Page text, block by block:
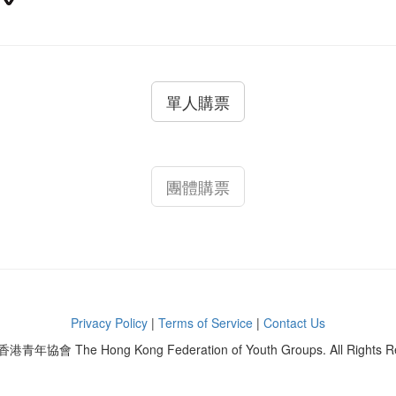
單人購票
團體購票
Privacy Policy | Terms of Service | Contact Us
港青年協會 The Hong Kong Federation of Youth Groups. All Rights